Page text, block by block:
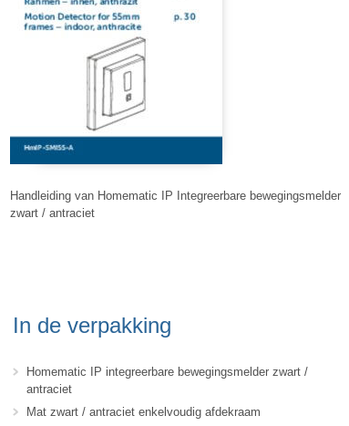
Handleiding van Homematic IP Integreerbare bewegingsmelder
zwart / antraciet
In de verpakking
Homematic IP integreerbare bewegingsmelder zwart /
antraciet
Mat zwart / antraciet enkelvoudig afdekraam